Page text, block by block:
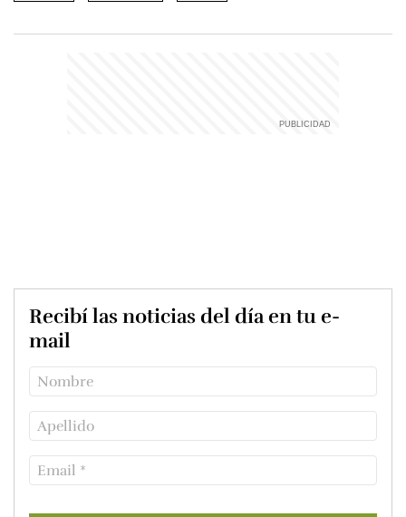
Recibí las noticias del día en tu e-
mail